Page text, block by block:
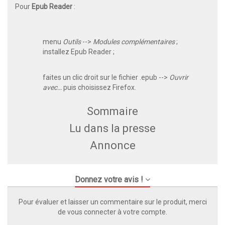
Pour Epub Reader :
menu Outils--> Modules complémentaires;
installez Epub Reader ;
faites un clic droit sur le fichier .epub --> Ouvrir
avec… puis choisissez Firefox.
Sommaire
Lu dans la presse
Annonce
Donnez votre avis !
Pour évaluer et laisser un commentaire sur le produit, merci
de vous connecter à votre compte.